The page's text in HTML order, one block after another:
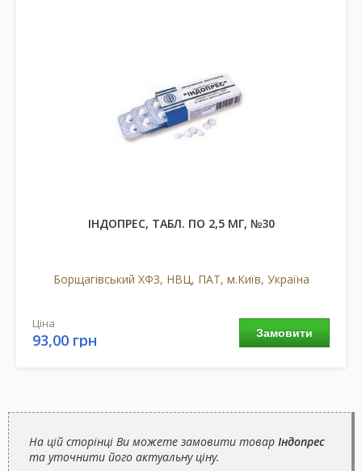
ІНДОПРЕС, ТАБЛ. ПО 2,5 МГ, №30
Борщагівський ХФЗ, НВЦ, ПАТ, м.Київ, Україна
Замовити
Ціна
93,00 грн
На цій сторінці Ви можете замовити товар Індопрес
та уточнити його актуальну ціну.